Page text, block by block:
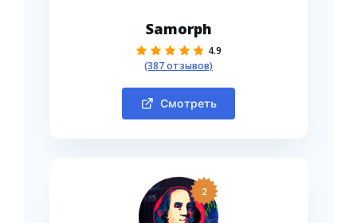
Samorph
4.9
(387 отзывов)
Смотреть
2